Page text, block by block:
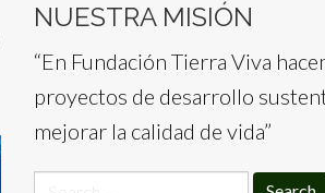
NUESTRA MISIÓN
“En Fundación Tierra Viva
proyectos de desarrollo
mejorar la calidad de vida”